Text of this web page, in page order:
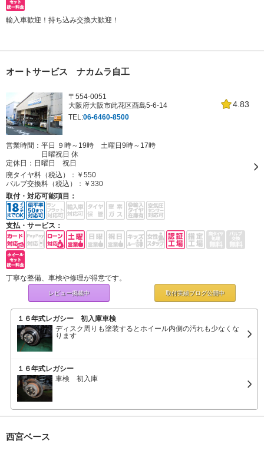
輸入車歓迎！持ち込み交換大歓迎！
オートサービス ナカムラ自工
4.83
〒554-0051
大阪府大阪市此花区酉島5-6-14
TEL:06-6460-8500
営業時間：平日 ９時～19時 土曜日9時～17時
日曜祝日 休
定休日： 日曜日 祝日
廃タイヤ料（税込）： ￥550
バルブ交換料（税込）： ￥330
取付・対応可能項目：
支払・サービス：
丁寧な整備、車検や修理が得意です。
レビュー掲載中 取付実績ブログ公開中
１６年式レガシー 初入庫車検
ディスク周りも塗装するとホイール内側の汚れも少なくな
ります
１６年式レガシー
車検 初入庫
西宮ベース